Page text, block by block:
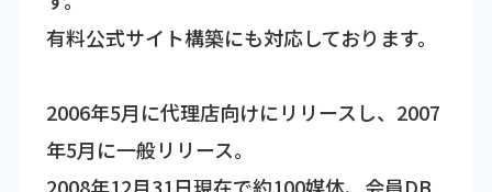
有料公式サイト構築にも対応しております。
2006年5月に代理店向けにリリースし、2007
年5月に一般リリース。
2008年12月31日現在で約100媒体、会員DB